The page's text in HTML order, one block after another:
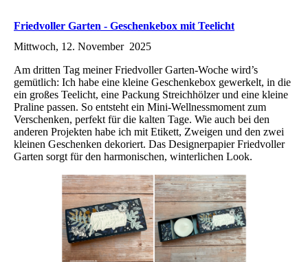
Friedvoller Garten - Geschenkebox mit Teelicht
Mittwoch, 12. November 2025
Am dritten Tag meiner Friedvoller Garten-Woche wird’s
gemütlich: Ich habe eine kleine Geschenkebox gewerkelt, in die
ein großes Teelicht, eine Packung Streichhölzer und eine kleine
Praline passen. So entsteht ein Mini-Wellnessmoment zum
Verschenken, perfekt für die kalten Tage. Wie auch bei den
anderen Projekten habe ich mit Etikett, Zweigen und den zwei
kleinen Geschenken dekoriert. Das Designerpapier Friedvoller
Garten sorgt für den harmonischen, winterlichen Look.